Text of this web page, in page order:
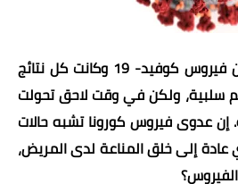
مجرد راى
منوعات
مواضيع عامة
بعض المرضى تعافوا من فيروس كوفيد- 19 وكانت كل نتائج
سلبية، ولكن في وقت لاحق تحولت
إن عدوى فيروس كورونا تشبه حالات
عادة إلى خلق المناعة لدى المريض،